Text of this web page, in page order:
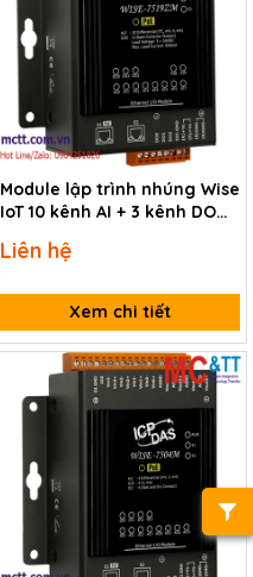
Module lập trình nhúng Wise
IoT 10 kênh AI + 3 kênh DO
Liên hệ
Xem chi tiết